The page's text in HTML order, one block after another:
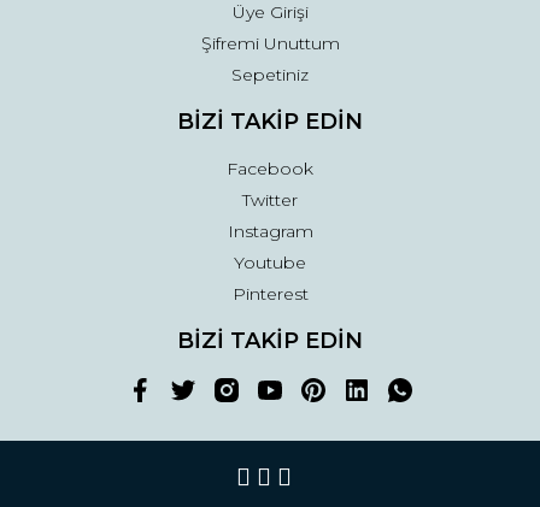
Üye Girişi
Şifremi Unuttum
Sepetiniz
BİZİ TAKİP EDİN
Facebook
Twitter
Instagram
Youtube
Pinterest
BİZİ TAKİP EDİN